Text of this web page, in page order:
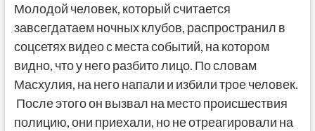
Молодой человек, который считается
завсегдатаем ночных клубов, распространил в
соцсетях видео с места событий, на котором
видно, что у него разбито лицо. По словам
Масхулия, на него напали и избили трое человек.
После этого он вызвал на место происшествия
полицию, они приехали, но не отреагировали на